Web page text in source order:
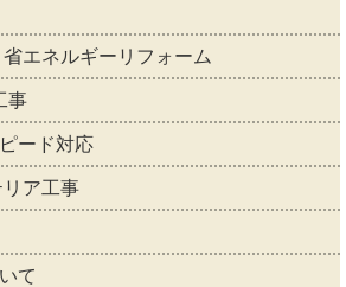
エネルギーリフォーム
事
ード対応
ア工事
て